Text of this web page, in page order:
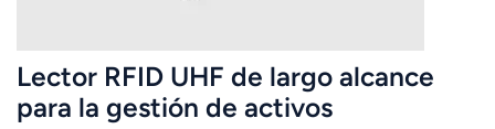
Lector RFID UHF de largo alcance
para la gestión de activos